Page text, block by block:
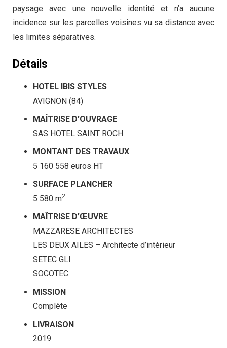
paysage avec une nouvelle identité et n’a aucune
incidence sur les parcelles voisines vu sa distance avec
les limites séparatives.
Détails
HOTEL IBIS STYLES
AVIGNON (84)
MAÎTRISE D’OUVRAGE
SAS HOTEL SAINT ROCH
MONTANT DES TRAVAUX
5 160 558 euros HT
SURFACE PLANCHER
5 580 m2
MAÎTRISE D’ŒUVRE
MAZZARESE ARCHITECTES
LES DEUX AILES – Architecte d’intérieur
SETEC GLI
SOCOTEC
MISSION
Complète
LIVRAISON
2019